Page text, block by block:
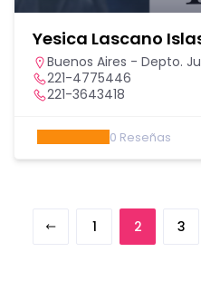
Yesica Lascano
Buenos Aires - Depto.
221-4775446
221-3643418
0 Reseñas
1 2 3